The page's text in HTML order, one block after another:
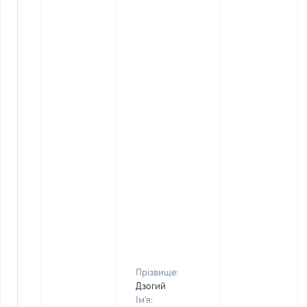
Прізвище:
Дзогий
Ім'я: